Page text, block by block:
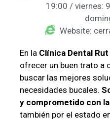
19:00 / viernes:
Website:
En la Clínica Dental
ofrecer un buen trato a
buscar las mejores
necesidades bucales.
y comprometido con
también por el estado